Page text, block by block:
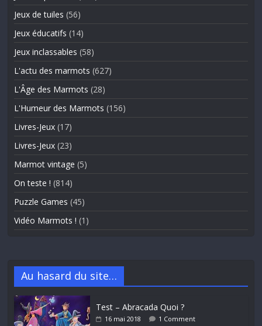
Jeux de tuiles (56)
Jeux éducatifs (14)
Jeux inclassables (58)
L'actu des marmots (627)
L'Âge des Marmots (28)
L'Humeur des Marmots (156)
Livres-Jeux (17)
Livres-Jeux (23)
Marmot vintage (5)
On teste ! (814)
Puzzle Games (45)
Vidéo Marmots ! (1)
Au hasard du site…
Test – Abracada Quoi ?
16 mai 2018 1 Comment